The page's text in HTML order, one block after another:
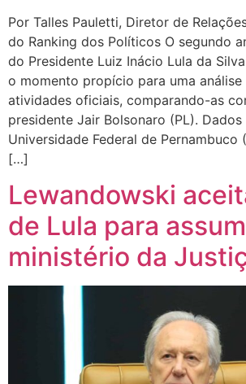
Por Talles Pauletti, Diretor de
do Ranking dos Políticos O segundo
do Presidente Luiz Inácio Lula da
o momento propício para uma análise
atividades oficiais, comparando-as
presidente Jair Bolsonaro (PL).
Universidade Federal de Pernambuco
[…]
Lewandowski
de Lula para
ministério da